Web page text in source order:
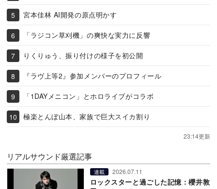
宮本佳林 AI開発の原点明かす
「ラジコン草刈機」の爽快な実力に反響
りくりゅう、振り付けの様子を初公開
『ラヴ上等2』参加メンバーのプロフィール
「1DAYメニコン」とホロライブがコラボ
極楽とんぼ山本、家族で巨大スイカ割り
23:14更新
リアルサウンド厳選記事
連載 2026.07.11
ロックスターと過ごした記憶：櫻井敦